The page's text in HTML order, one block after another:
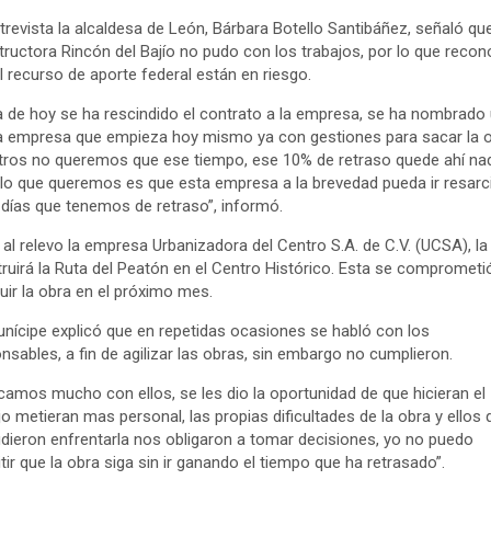
la alcaldesa de León, Bárbara Botello Santibáñez, señaló
Rincón del Bajío no pudo con los trabajos, por lo que
recurso de aporte federal están en riesgo.
de hoy se ha rescindido el contrato a la empresa, se ha nombrado
empresa que empieza hoy mismo ya con gestiones para sacar la
no queremos que ese tiempo, ese 10% de retraso quede ahí
que queremos es que esta empresa a la brevedad pueda ir
que tenemos de retraso”, informó.
relevo la empresa Urbanizadora del Centro S.A. de C.V. (UCSA),
la Ruta del Peatón en el Centro Histórico. Esta se
la obra en el próximo mes.
explicó que en repetidas ocasiones se habló con los
a fin de agilizar las obras, sin embargo no cumplieron.
mucho con ellos, se les dio la oportunidad de que hicieran el
metieran mas personal, las propias dificultades de la obra y ellos
enfrentarla nos obligaron a tomar decisiones, yo no puedo
que la obra siga sin ir ganando el tiempo que ha retrasado”.